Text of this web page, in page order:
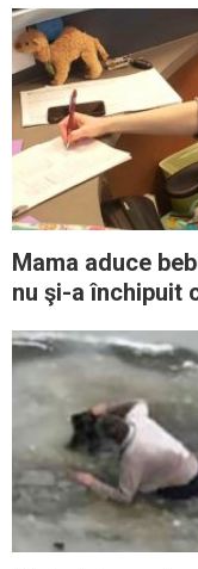
Mama aduce
nu şi-a închipuit